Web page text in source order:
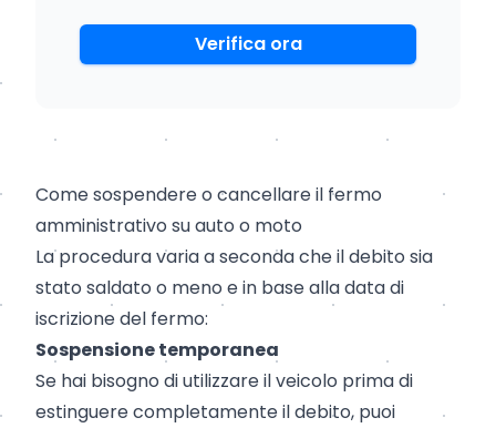
Verifica ora
Come sospendere o cancellare il fermo
amministrativo su auto o moto
La procedura varia a seconda che il debito sia
stato saldato o meno e in base alla data di
iscrizione del fermo:
Sospensione temporanea
Se hai bisogno di utilizzare il veicolo prima di
estinguere completamente il debito, puoi